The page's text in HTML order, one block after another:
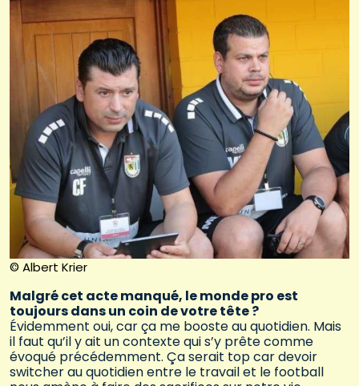
© Albert Krier
Malgré cet acte manqué, le monde pro est
toujours dans un coin de votre tête ?
Évidemment oui, car ça me booste au quotidien. Mais
il faut qu’il y ait un contexte qui s’y prête comme
évoqué précédemment. Ça serait top car devoir
switcher au quotidien entre le travail et le football